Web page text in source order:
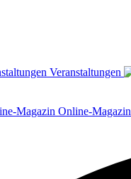
Veranstaltungen
Online-Magazin